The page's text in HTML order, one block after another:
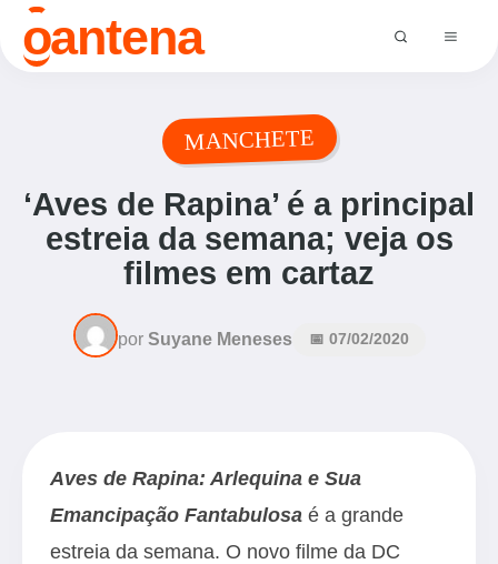
oantena
MANCHETE
‘Aves de Rapina’ é a principal
estreia da semana; veja os
filmes em cartaz
por Suyane Meneses 📅 07/02/2020
Aves de Rapina: Arlequina e Sua
Emancipação Fantabulosa é a grande
estreia da semana. O novo filme da DC